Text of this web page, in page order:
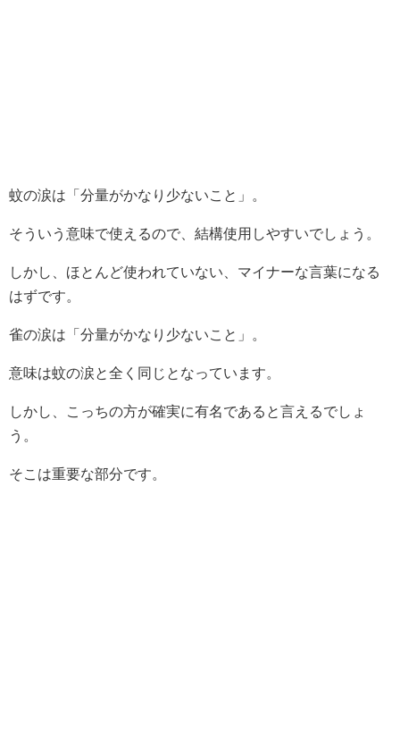
蚊の涙は「分量がかなり少ないこと」。
そういう意味で使えるので、結構使用しやすいでしょう。
しかし、ほとんど使われていない、マイナーな言葉になる
はずです。
雀の涙は「分量がかなり少ないこと」。
意味は蚊の涙と全く同じとなっています。
しかし、こっちの方が確実に有名であると言えるでしょ
う。
そこは重要な部分です。